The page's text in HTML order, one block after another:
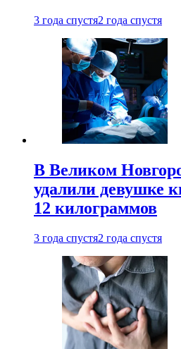
3 года спустя2 года спустя
В Великом
удалили девушке
12 килограммов
3 года спустя2 года спустя